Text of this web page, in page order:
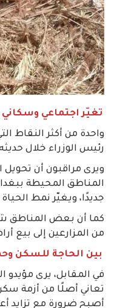
تغيّر اجتماعي وسكاني
واحدة من أكثر النقاط
رئيس الوزراء خلال
ويرى مراقبون أن
المناطق المحيطة
جديدًا، ويغيّر نمط
كما أن بعض المناطق
من المزارعين إلى بيع
بين الحاجة للسكن
في المقابل، يرى مؤيدو
تعاني أصلًا من أزمة
أصبح ضرورة مع تزايد